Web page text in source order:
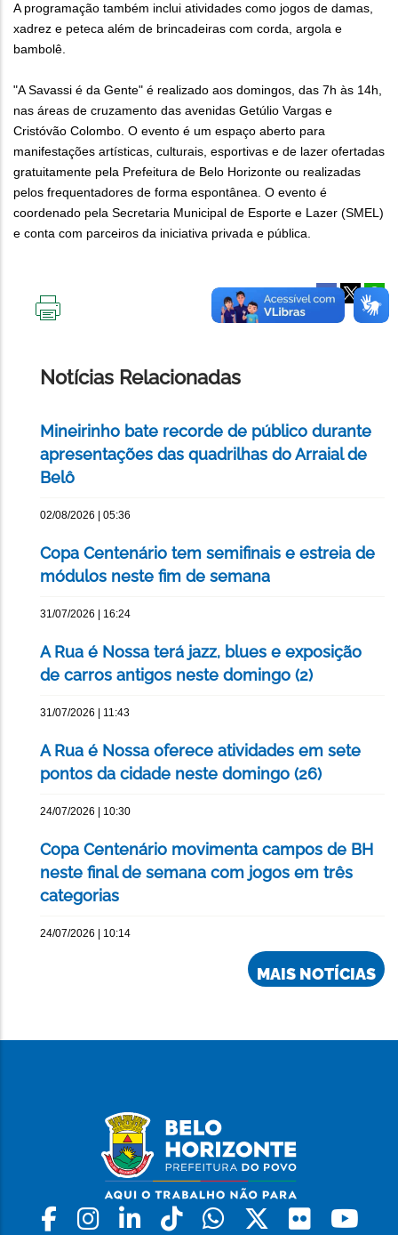
A programação também inclui atividades como jogos de damas,
xadrez e peteca além de brincadeiras com corda, argola e
bambolê.
"A Savassi é da Gente" é realizado aos domingos, das 7h às 14h,
nas áreas de cruzamento das avenidas Getúlio Vargas e
Cristóvão Colombo. O evento é um espaço aberto para
manifestações artísticas, culturais, esportivas e de lazer ofertadas
gratuitamente pela Prefeitura de Belo Horizonte ou realizadas
pelos frequentadores de forma espontânea. O evento é
coordenado pela Secretaria Municipal de Esporte e Lazer (SMEL)
e conta com parceiros da iniciativa privada e pública.
Notícias Relacionadas
Mineirinho bate recorde de público durante
apresentações das quadrilhas do Arraial de
Belô
02/08/2026 | 05:36
Copa Centenário tem semifinais e estreia de
módulos neste fim de semana
31/07/2026 | 16:24
A Rua é Nossa terá jazz, blues e exposição
de carros antigos neste domingo (2)
31/07/2026 | 11:43
A Rua é Nossa oferece atividades em sete
pontos da cidade neste domingo (26)
24/07/2026 | 10:30
Copa Centenário movimenta campos de BH
neste final de semana com jogos em três
categorias
24/07/2026 | 10:14
MAIS NOTÍCIAS
Facebook
Instagram
LinkedinTiktokWhatsapp
X Flickr